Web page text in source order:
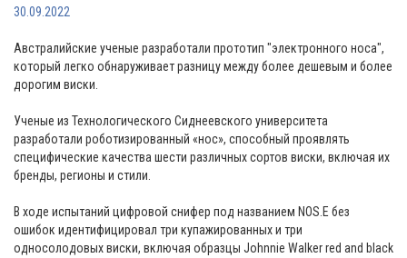
30.09.2022
Австралийские ученые разработали прототип "электронного носа",
который легко обнаруживает разницу между более дешевым и более
дорогим виски.
Ученые из Технологического Сиднеевского университета
разработали роботизированный «нос», способный проявлять
специфические качества шести различных сортов виски, включая их
бренды, регионы и стили.
В ходе испытаний цифровой снифер под названием NOS.E без
ошибок идентифицировал три купажированных и три
односолодовых виски, включая образцы Johnnie Walker red and black